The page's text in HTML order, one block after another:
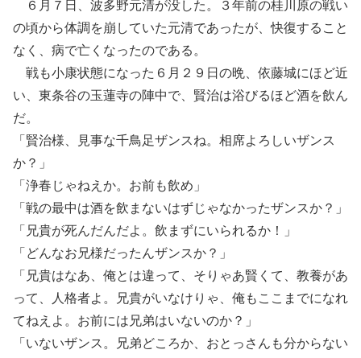
６月７日、波多野元清が没した。３年前の桂川原の戦い
の頃から体調を崩していた元清であったが、快復すること
なく、病で亡くなったのである。
戦も小康状態になった６月２９日の晩、依藤城にほど近
い、東条谷の玉蓮寺の陣中で、賢治は浴びるほど酒を飲ん
だ。
「賢治様、見事な千鳥足ザンスね。相席よろしいザンス
か？」
「浄春じゃねえか。お前も飲め」
「戦の最中は酒を飲まないはずじゃなかったザンスか？」
「兄貴が死んだんだよ。飲まずにいられるか！」
「どんなお兄様だったんザンスか？」
「兄貴はなあ、俺とは違って、そりゃあ賢くて、教養があ
って、人格者よ。兄貴がいなけりゃ、俺もここまでになれ
てねえよ。お前には兄弟はいないのか？」
「いないザンス。兄弟どころか、おとっさんも分からない